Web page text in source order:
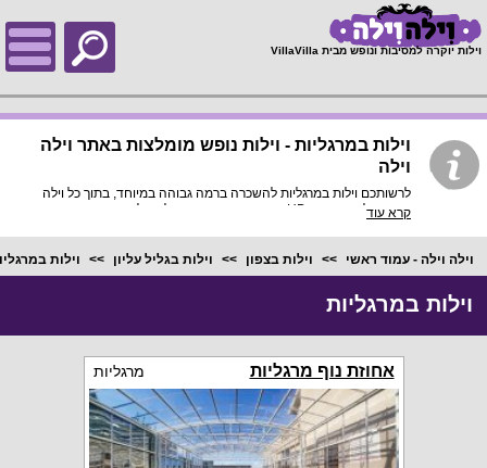
וילות יוקרה למסיבות ונופש מבית VillaVilla
וילות במרגליות - וילות נופש מומלצות באתר וילה
וילה
לרשותכם וילות במרגליות להשכרה ברמה גבוהה במיוחד, בתוך כל וילה
פירוט מלא, תמונות HD והכי חשוב התאמה מלאה לסמארטפונים
קרא עוד
וילה וילה - עמוד ראשי וילות בצפון וילות בגליל עליון וילות
וילות במרגליות
אחוזת נוף מרגליות מרגליות